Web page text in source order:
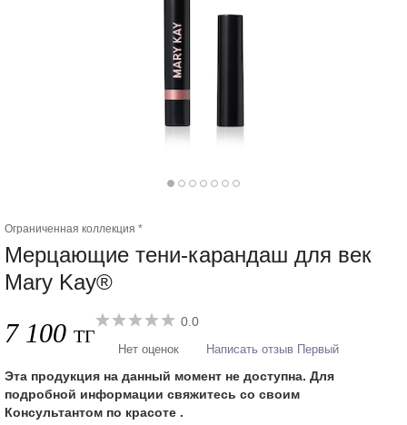
Ограниченная коллекция *
Мерцающие тени-карандаш для век
Mary Kay®
7 100 ТГ
0.0
Нет оценок Написать отзыв Первый
Эта продукция на данный момент не доступна. Для
подробной информации свяжитесь со своим
Консультантом по красоте .